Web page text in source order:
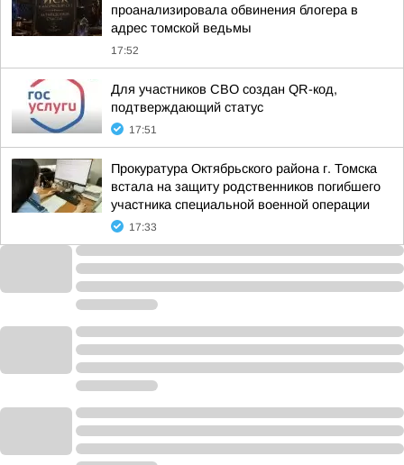
проанализировала обвинения блогера в
адрес томской ведьмы
17:52
Для участников СВО создан QR-код,
подтверждающий статус
17:51
Прокуратура Октябрьского района г. Томска
встала на защиту родственников погибшего
участника специальной военной операции
17:33